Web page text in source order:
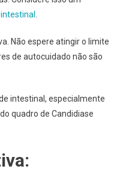
Não espere atingir o limite
de autocuidado não são
intestinal, especialmente
quadro de Candidiase